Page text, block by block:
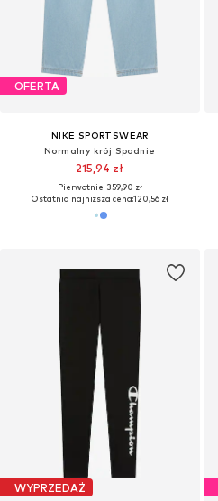
OFERTA
NIKE SPORTSWEAR
Normalny krój Spodnie
215,94 zł
Pierwotnie: 359,90 zł
Ostatnia najniższa cena:120,56 zł
WYPRZEDAŻ